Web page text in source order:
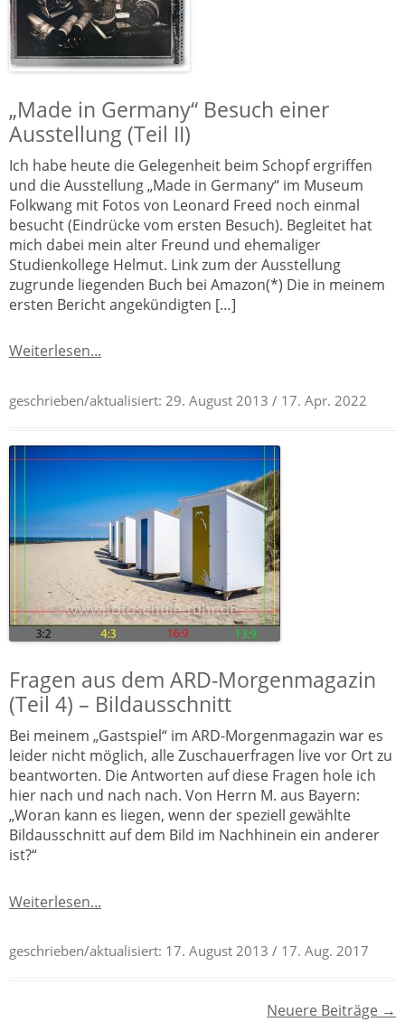
„Made in Germany“ Besuch einer
Ausstellung (Teil II)
Ich habe heute die Gelegenheit beim Schopf ergriffen
und die Ausstellung „Made in Germany“ im Museum
Folkwang mit Fotos von Leonard Freed noch einmal
besucht (Eindrücke vom ersten Besuch). Begleitet hat
mich dabei mein alter Freund und ehemaliger
Studienkollege Helmut. Link zum der Ausstellung
zugrunde liegenden Buch bei Amazon(*) Die in meinem
ersten Bericht angekündigten […]
Weiterlesen...
geschrieben/aktualisiert: 29. August 2013 / 17. Apr. 2022
Fragen aus dem ARD-Morgenmagazin
(Teil 4) – Bildausschnitt
Bei meinem „Gastspiel“ im ARD-Morgenmagazin war es
leider nicht möglich, alle Zuschauerfragen live vor Ort zu
beantworten. Die Antworten auf diese Fragen hole ich
hier nach und nach nach. Von Herrn M. aus Bayern:
„Woran kann es liegen, wenn der speziell gewählte
Bildausschnitt auf dem Bild im Nachhinein ein anderer
ist?“
Weiterlesen...
geschrieben/aktualisiert: 17. August 2013 / 17. Aug. 2017
Neuere Beiträge →